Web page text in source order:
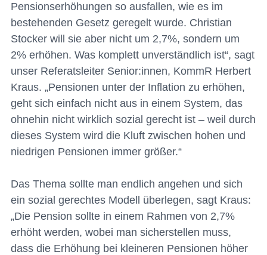
Pensionserhöhungen so ausfallen, wie es im
bestehenden Gesetz geregelt wurde. Christian
Stocker will sie aber nicht um 2,7%, sondern um
2% erhöhen. Was komplett unverständlich ist“, sagt
unser Referatsleiter Senior:innen, KommR Herbert
Kraus. „Pensionen unter der Inflation zu erhöhen,
geht sich einfach nicht aus in einem System, das
ohnehin nicht wirklich sozial gerecht ist – weil durch
dieses System wird die Kluft zwischen hohen und
niedrigen Pensionen immer größer.“
Das Thema sollte man endlich angehen und sich
ein sozial gerechtes Modell überlegen, sagt Kraus:
„Die Pension sollte in einem Rahmen von 2,7%
erhöht werden, wobei man sicherstellen muss,
dass die Erhöhung bei kleineren Pensionen höher